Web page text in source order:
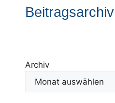
Beitragsarchiv
Archiv